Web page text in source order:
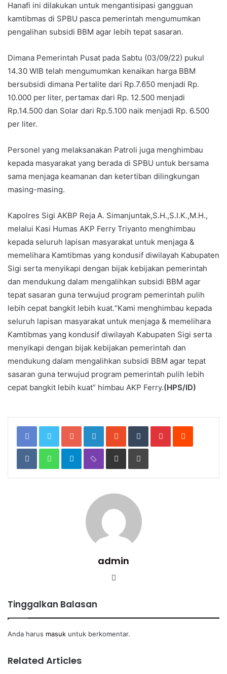
Hanafi ini dilakukan untuk mengantisipasi gangguan
kamtibmas di SPBU pasca pemerintah mengumumkan
pengalihan subsidi BBM agar lebih tepat sasaran.
Dimana Pemerintah Pusat pada Sabtu (03/09/22) pukul
14.30 WIB telah mengumumkan kenaikan harga BBM
bersubsidi dimana Pertalite dari Rp.7.650 menjadi Rp.
10.000 per liter, pertamax dari Rp. 12.500 menjadi
Rp.14.500 dan Solar dari Rp.5.100 naik menjadi Rp. 6.500
per liter.
Personel yang melaksanakan Patroli juga menghimbau
kepada masyarakat yang berada di SPBU untuk bersama
sama menjaga keamanan dan ketertiban dilingkungan
masing-masing.
Kapolres Sigi AKBP Reja A. Simanjuntak,S.H.,S.I.K.,M.H.,
melalui Kasi Humas AKP Ferry Triyanto menghimbau
kepada seluruh lapisan masyarakat untuk menjaga &
memelihara Kamtibmas yang kondusif diwilayah Kabupaten
Sigi serta menyikapi dengan bijak kebijakan pemerintah
dan mendukung dalam mengalihkan subsidi BBM agar
tepat sasaran guna terwujud program pemerintah pulih
lebih cepat bangkit lebih kuat.“Kami menghimbau kepada
seluruh lapisan masyarakat untuk menjaga & memelihara
Kamtibmas yang kondusif diwilayah Kabupaten Sigi serta
menyikapi dengan bijak kebijakan pemerintah dan
mendukung dalam mengalihkan subsidi BBM agar tepat
sasaran guna terwujud program pemerintah pulih lebih
cepat bangkit lebih kuat” himbau AKP Ferry.(HPS/ID)
Google+LinkedInStumbleUpon
TumblrPinterestReddit
VKontakteWhatsAppTelegramViber Share
Email
Print
admin
Website
Tinggalkan Balasan
Anda harus masuk untuk berkomentar.
Related Articles